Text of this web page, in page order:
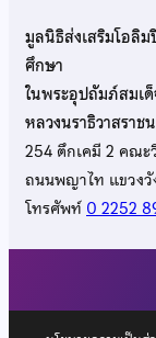
มูลนิธิส่งเสริมโอลิ
ศึกษา
ในพระอุปถัมภ์สมเ
หลวงนราธิวาสราช
254 ตึกเคมี 2 คณ
ถนนพญาไท แขวงวั
โทรศัพท์0 2252